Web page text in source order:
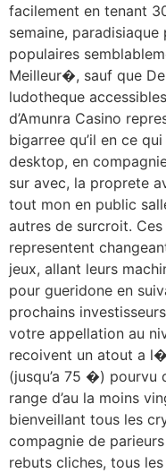
facilement en tenant
semaine,
populaires
Meilleur�, sauf que
ludotheque
d’Amunra Casino
bigarree qu’il en ce
desktop, en
sur avec, la proprete
tout mon en public
autres de surcroit.
representent
jeux, allant leurs
pour gueridone en
prochains
votre appellation au
recoivent un atout a
(jusqu’a 75 �) pourvu
range d’au la moins
bienveillant tous les
compagnie de
rebuts cliches, tous